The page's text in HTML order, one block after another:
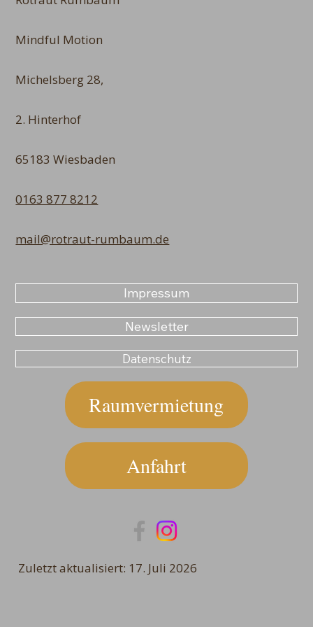
Mindful Motion
Michelsberg 28,
2. Hinterhof
65183 Wiesbaden
0163 877 8212
mail@rotraut-rumbaum.de
Raumvermietung
Anfahrt
Impressum
Newsletter
Datenschutz
Zuletzt aktualisiert: 17. Juli 2026